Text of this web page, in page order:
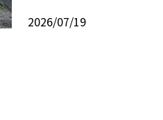
2026/07/19